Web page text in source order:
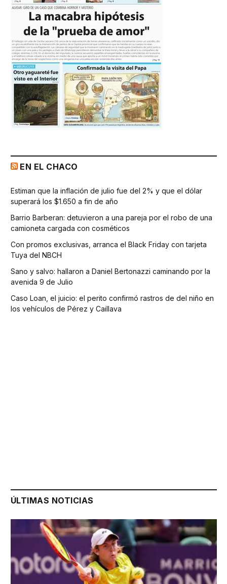
EN EL CHACO
Estiman que la inflación de julio fue del 2% y que el dólar
superará los $1.650 a fin de año
Barrio Barberan: detuvieron a una pareja por el robo de una
camioneta cargada con cosméticos
Con promos exclusivas, arranca el Black Friday con tarjeta
Tuya del NBCH
Sano y salvo: hallaron a Daniel Bertonazzi caminando por la
avenida 9 de Julio
Caso Loan, el juicio: el perito confirmó rastros de del niño en
los vehículos de Pérez y Caillava
ÚLTIMAS NOTICIAS